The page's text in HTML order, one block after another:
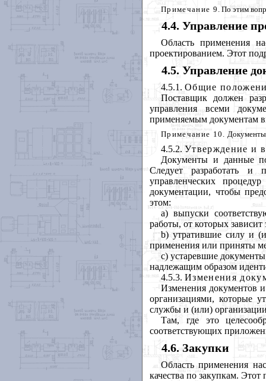
Примечание 9 . По этим
4.4. Управление
Область применения
проектированием. Этот
4.5. Управление
4.5.1. Общие
Поставщик должен
управления всеми
применяемым документам
Примечание 10. Документы
4.5.2. Утверждение и
Документы и данные
Следует разработать и
управленческих
документации, чтобы
этом:
а) выпуски
работы, от которых
b) утратившие силу и
применения или приняты
с) устаревшие
надлежащим образом
4.5.3. Изменения
Изменения документов
организациями, которые
службы и (или)
Там, где это
соответствующих
4.6. Закупки
Область применения
качества по закупкам.